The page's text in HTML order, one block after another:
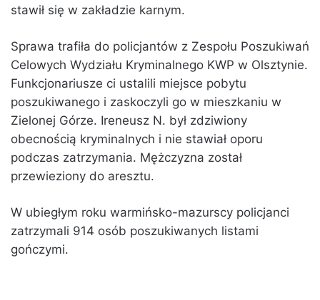
stawił się w zakładzie karnym.
Sprawa trafiła do policjantów z Zespołu Poszukiwań
Celowych Wydziału Kryminalnego KWP w Olsztynie.
Funkcjonariusze ci ustalili miejsce pobytu
poszukiwanego i zaskoczyli go w mieszkaniu w
Zielonej Górze. Ireneusz N. był zdziwiony
obecnością kryminalnych i nie stawiał oporu
podczas zatrzymania. Mężczyzna został
przewieziony do aresztu.
W ubiegłym roku warmińsko-mazurscy policjanci
zatrzymali 914 osób poszukiwanych listami
gończymi.